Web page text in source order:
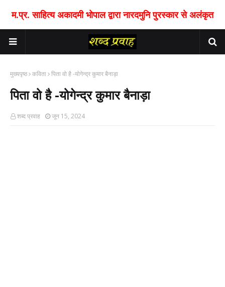
म.प्र. साहित्य अकादमी भोपाल द्वारा नारदमुनि पुरस्कार से अलंकृत
मुख्यपृष्ठ कविता पिता वो है -योगेन्द्र कुमार बैनाड़ा
पिता वो है -योगेन्द्र कुमार बैनाड़ा
शब्द प्रवाह जून 15, 2024